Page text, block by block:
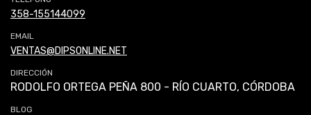
358-155144099
EMAIL
VENTAS@DIPSONLINE.NET
DIRECCIÓN
RODOLFO ORTEGA PEÑA 800 - RÍO CUARTO, CÓRDOBA
BLOG